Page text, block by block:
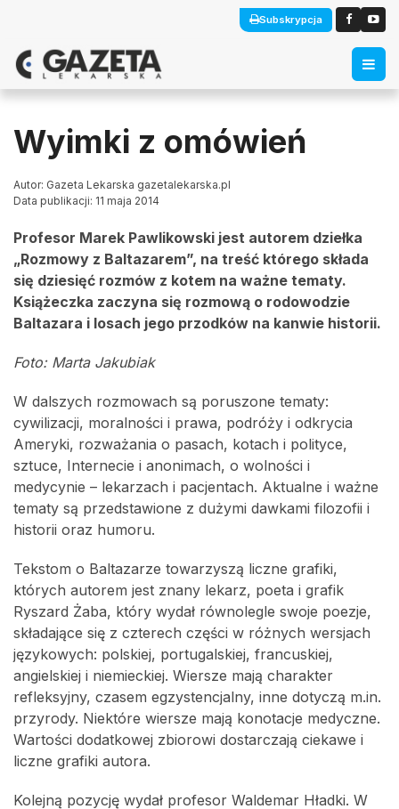
Subskrypcja
Wyimki z omówień
Autor: Gazeta Lekarska gazetalekarska.pl
Data publikacji: 11 maja 2014
Profesor Marek Pawlikowski jest autorem dziełka
„Rozmowy z Baltazarem”, na treść którego składa
się dziesięć rozmów z kotem na ważne tematy.
Książeczka zaczyna się rozmową o rodowodzie
Baltazara i losach jego przodków na kanwie historii.
Foto: Marta Jakubiak
W dalszych rozmowach są poruszone tematy:
cywilizacji, moralności i prawa, podróży i odkrycia
Ameryki, rozważania o pasach, kotach i polityce,
sztuce, Internecie i anonimach, o wolności i
medycynie – lekarzach i pacjentach. Aktualne i ważne
tematy są przedstawione z dużymi dawkami filozofii i
historii oraz humoru.
Tekstom o Baltazarze towarzyszą liczne grafiki,
których autorem jest znany lekarz, poeta i grafik
Ryszard Żaba, który wydał równolegle swoje poezje,
składające się z czterech części w różnych wersjach
językowych: polskiej, portugalskiej, francuskiej,
angielskiej i niemieckiej. Wiersze mają charakter
refleksyjny, czasem egzystencjalny, inne dotyczą m.in.
przyrody. Niektóre wiersze mają konotacje medyczne.
Wartości dodatkowej zbiorowi dostarczają ciekawe i
liczne grafiki autora.
Kolejną pozycję wydał profesor Waldemar Hładki. W